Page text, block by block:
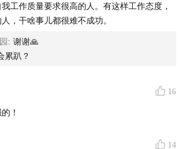
？
个表达者面临最大的挑战是什么？
工作质量要求很高的人。有这样工作态度，
，干啥事儿都很难不成功。
: 谢谢🙏
累趴？
16
！
14